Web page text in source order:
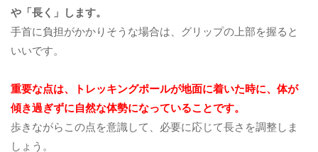
や「長く」します。
手首に負担がかかりそうな場合は、グリップの上部を握ると
いいです。
重要な点は、トレッキングポールが地面に着いた時に、体が
傾き過ぎずに自然な体勢になっていることです。
歩きながらこの点を意識して、必要に応じて長さを調整しま
しょう。